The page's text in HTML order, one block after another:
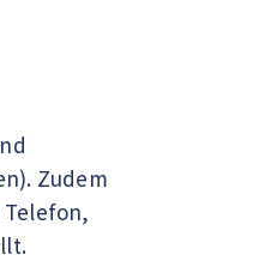
Zudem